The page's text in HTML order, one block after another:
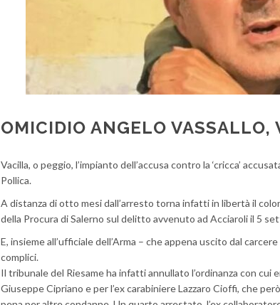
OMICIDIO ANGELO VASSALLO,
Vacilla, o peggio, l’impianto dell’accusa contro la ‘cricca’
Pollica.
A distanza di otto mesi dall’arresto torna infatti in libertà il
della Procura di Salerno sul delitto avvenuto ad Acciaroli il 5
E, insieme all’ufficiale dell’Arma – che appena uscito dal
complici.
Il tribunale del Riesame ha infatti annullato l’ordinanza con
Giuseppe Cipriano e per l’ex carabiniere Lazzaro Cioffi, che